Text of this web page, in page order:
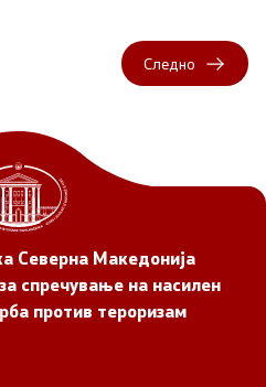
Следно
Северна Македонија
спречување на насилен
против тероризам